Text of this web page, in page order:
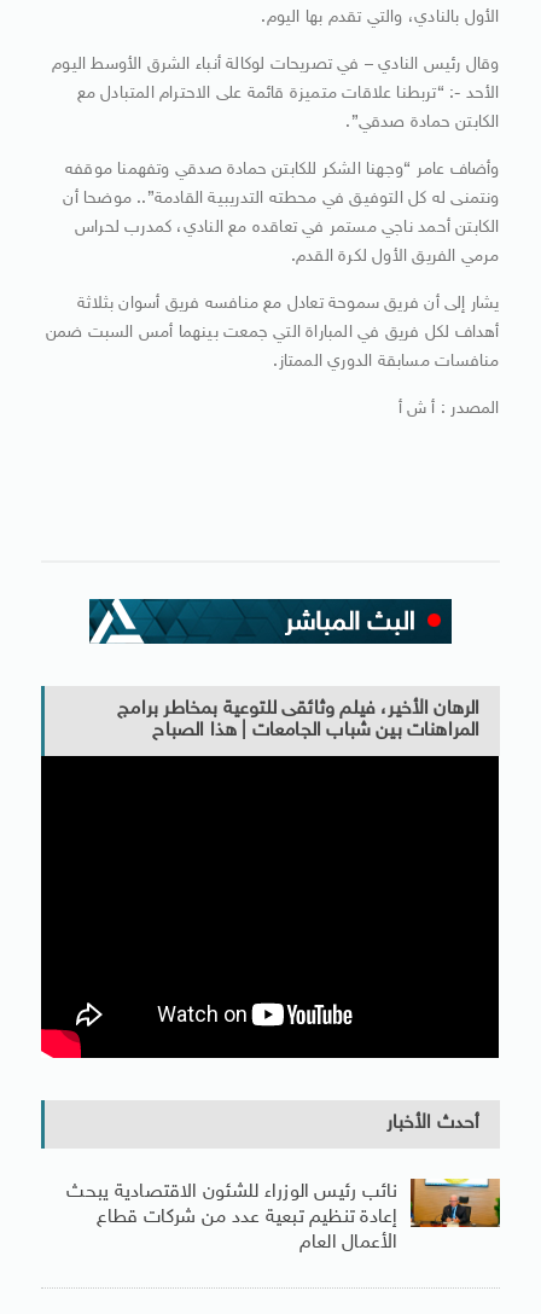
الأول بالنادي، والتي تقدم بها اليوم.
وقال رئيس النادي – في تصريحات لوكالة أنباء الشرق الأوسط اليوم
الأحد -: “تربطنا علاقات متميزة قائمة على الاحترام المتبادل مع
الكابتن حمادة صدقي”.
وأضاف عامر “وجهنا الشكر للكابتن حمادة صدقي وتفهمنا موقفه
ونتمنى له كل التوفيق في محطته التدريبية القادمة”.. موضحا أن
الكابتن أحمد ناجي مستمر في تعاقده مع النادي، كمدرب لحراس
مرمي الفريق الأول لكرة القدم.
يشار إلى أن فريق سموحة تعادل مع منافسه فريق أسوان بثلاثة
أهداف لكل فريق في المباراة التي جمعت بينهما أمس السبت ضمن
منافسات مسابقة الدوري الممتاز.
المصدر : أ ش أ
الرهان الأخير، فيلم وثائقى للتوعية بمخاطر برامج
المراهنات بين شباب الجامعات | هذا الصباح
أحدث الأخبار
نائب رئيس الوزراء للشئون الاقتصادية يبحث
إعادة تنظيم تبعية عدد من شركات قطاع
الأعمال العام